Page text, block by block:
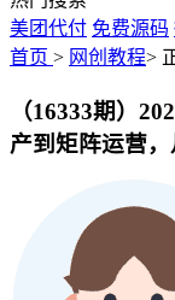
美团代付 免费源码
首页 > 网创教程>
（16333期）
产到矩阵运营